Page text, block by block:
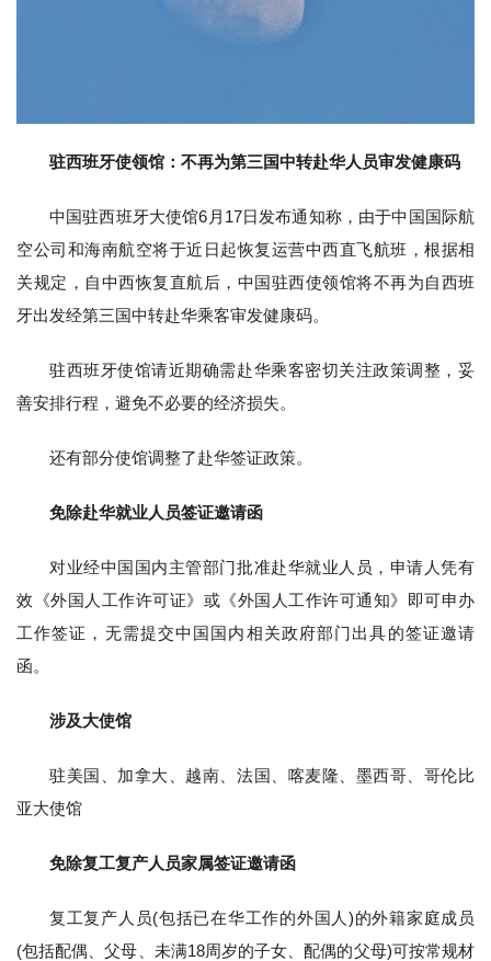
驻西班牙使领馆：不再为第三国中转赴华人员审发健康码
中国驻西班牙大使馆6月17日发布通知称，由于中国国际航
空公司和海南航空将于近日起恢复运营中西直飞航班，根据相
关规定，自中西恢复直航后，中国驻西使领馆将不再为自西班
牙出发经第三国中转赴华乘客审发健康码。
驻西班牙使馆请近期确需赴华乘客密切关注政策调整，妥
善安排行程，避免不必要的经济损失。
还有部分使馆调整了赴华签证政策。
免除赴华就业人员签证邀请函
对业经中国国内主管部门批准赴华就业人员，申请人凭有
效《外国人工作许可证》或《外国人工作许可通知》即可申办
工作签证，无需提交中国国内相关政府部门出具的签证邀请
函。
涉及大使馆
驻美国、加拿大、越南、法国、喀麦隆、墨西哥、哥伦比
亚大使馆
免除复工复产人员家属签证邀请函
复工复产人员(包括已在华工作的外国人)的外籍家庭成员
(包括配偶、父母、未满18周岁的子女、配偶的父母)可按常规材